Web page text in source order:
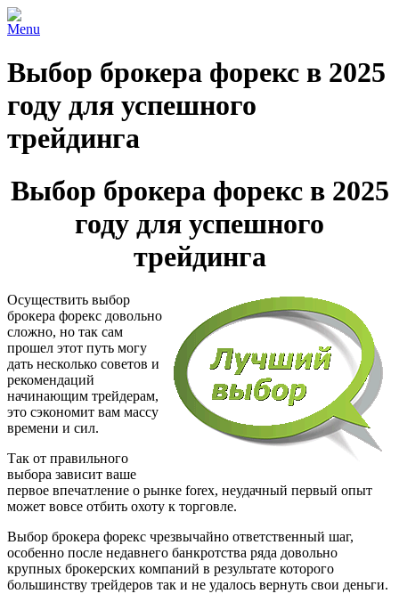
Menu
Выбор брокера форекс в 2025
году для успешного
трейдинга
Выбор брокера форекс в 2025
году для успешного
трейдинга
Осуществить выбор
брокера форекс довольно
сложно, но так сам
прошел этот путь могу
дать несколько советов и
рекомендаций
начинающим трейдерам,
это сэкономит вам массу
времени и сил.
Так от правильного
выбора зависит ваше
первое впечатление о рынке forex, неудачный первый опыт
может вовсе отбить охоту к торговле.
Выбор брокера форекс чрезвычайно ответственный шаг,
особенно после недавнего банкротства ряда довольно
крупных брокерских компаний в результате которого
большинству трейдеров так и не удалось вернуть свои деньги.